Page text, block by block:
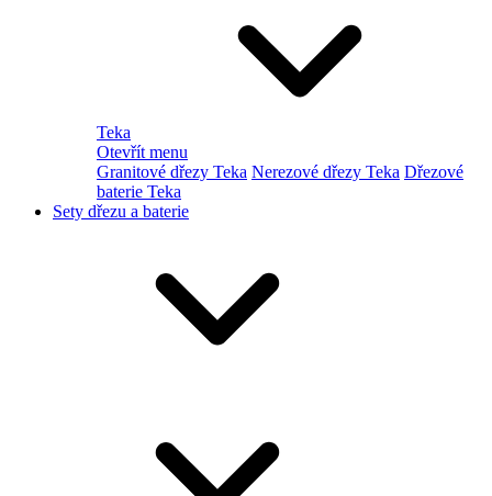
Teka
Otevřít menu
Granitové dřezy Teka Nerezové dřezy Teka Dřezové
baterie Teka
Sety dřezu a baterie